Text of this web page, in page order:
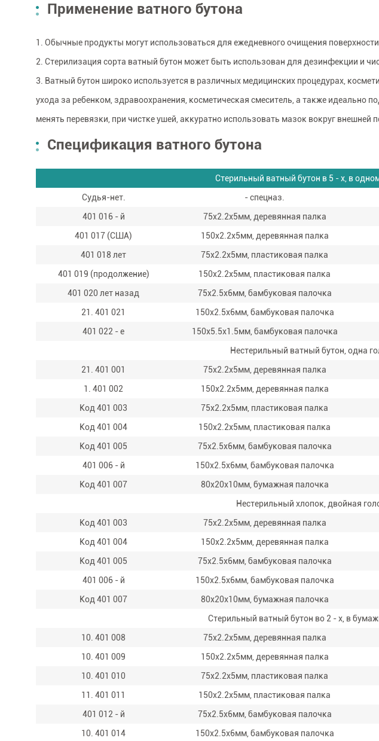
Применение ватного бутона
1. Обычные продукты могут использоваться для ежедневного очищения
2. Стерилизация сорта ватный бутон может быть использован для дезинфекции и
3. Ватный бутон широко используется в различных медицинских процедурах,
ухода за ребенком, здравоохранения, косметическая смеситель, а также идеально
менять перевязки, при чистке ушей, аккуратно использовать мазок вокруг внешней
Спецификация ватного бутона
Стерильный ватный бутон в 5 - х, в
Судья-нет.
- спецназ.
401 016 - й
75x2.2x5мм, деревянная палка
401 017 (США)
150x2.2x5мм, деревянная палка
401 018 лет
75x2.2x5мм, пластиковая палка
401 019 (продолжение)
150x2.2x5мм, пластиковая палка
401 020 лет назад
75x2.5x6мм, бамбуковая палочка
21. 401 021
150x2.5x6мм, бамбуковая палочка
401 022 - е
150x5.5x1.5мм, бамбуковая палочка
Нестерильный ватный бутон, одна
21. 401 001
75x2.2x5мм, деревянная палка
1. 401 002
150x2.2x5мм, деревянная палка
Код 401 003
75x2.2x5мм, пластиковая палка
Код 401 004
150x2.2x5мм, пластиковая палка
Код 401 005
75x2.5x6мм, бамбуковая палочка
401 006 - й
150x2.5x6мм, бамбуковая палочка
Код 401 007
80x20x10мм, бумажная палочка
Нестерильный хлопок, двойная
Код 401 003
75x2.2x5мм, деревянная палка
Код 401 004
150x2.2x5мм, деревянная палка
Код 401 005
75x2.5x6мм, бамбуковая палочка
401 006 - й
150x2.5x6мм, бамбуковая палочка
Код 401 007
80x20x10мм, бумажная палочка
Стерильный ватный бутон во 2 - х, в
10. 401 008
75x2.2x5мм, деревянная палка
10. 401 009
150x2.2x5мм, деревянная палка
10. 401 010
75x2.2x5мм, пластиковая палка
11. 401 011
150x2.2x5мм, пластиковая палка
401 012 - й
75x2.5x6мм, бамбуковая палочка
10. 401 014
150x2.5x6мм, бамбуковая палочка